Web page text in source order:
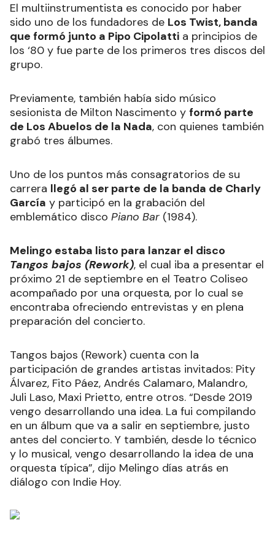
El multiinstrumentista es conocido por haber
sido uno de los fundadores de Los Twist, banda
que formó junto a Pipo Cipolatti a principios de
los ‘80 y fue parte de los primeros tres discos del
grupo.
Previamente, también había sido músico
sesionista de Milton Nascimento y formó parte
de Los Abuelos de la Nada, con quienes también
grabó tres álbumes.
Uno de los puntos más consagratorios de su
carrera llegó al ser parte de la banda de Charly
García y participó en la grabación del
emblemático disco Piano Bar (1984).
Melingo estaba listo para lanzar el disco
Tangos bajos (Rework), el cual iba a presentar el
próximo 21 de septiembre en el Teatro Coliseo
acompañado por una orquesta, por lo cual se
encontraba ofreciendo entrevistas y en plena
preparación del concierto.
Tangos bajos (Rework) cuenta con la
participación de grandes artistas invitados: Pity
Álvarez, Fito Páez, Andrés Calamaro, Malandro,
Juli Laso, Maxi Prietto, entre otros. “Desde 2019
vengo desarrollando una idea. La fui compilando
en un álbum que va a salir en septiembre, justo
antes del concierto. Y también, desde lo técnico
y lo musical, vengo desarrollando la idea de una
orquesta típica”, dijo Melingo días atrás en
diálogo con Indie Hoy.